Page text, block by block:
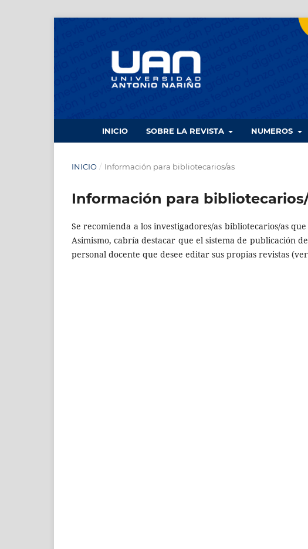
INICIO SOBRE LA REVISTA NUMEROS
INICIO / Información para bibliotecarios/as
Información para
Se recomienda a los investigadores/as bibliotecarios/as
Asimismo, cabría destacar que el sistema de publicación
personal docente que desee editar sus propias revistas (ver